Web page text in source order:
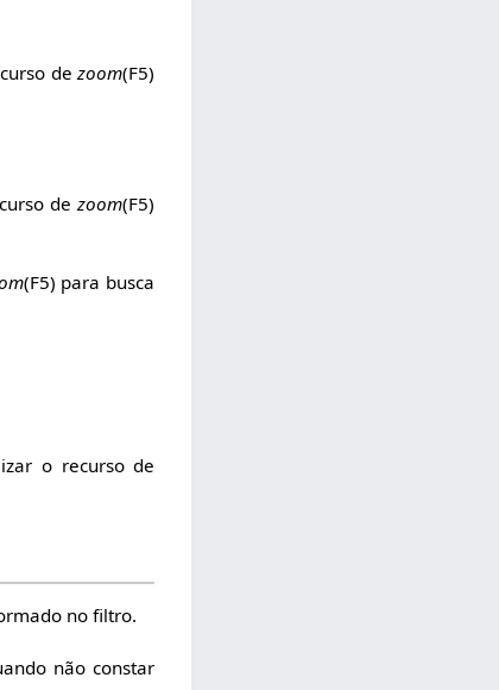
dezoom(F5)
dezoom(F5)
(F5) para busca
o recurso de
no filtro.
não constar